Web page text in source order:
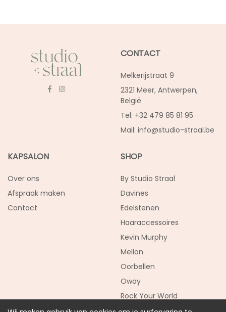
CONTACT
Melkerijstraat 9
2321 Meer, Antwerpen,
België
Tel: +32 479 85 81 95
Mail: info@studio-straal.be
KAPSALON
Over ons
Afspraak maken
Contact
SHOP
By Studio Straal
Davines
Edelstenen
Haaraccessoires
Kevin Murphy
Mellon
Oorbellen
Oway
Rock Your World